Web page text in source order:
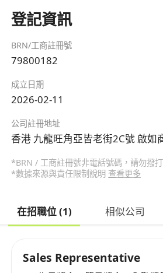
登記資訊
BRN/工商註冊號
79800182
成立日期
2026-02-11
公司註冊地址
香港 九龍旺角亞皆老街2C號 啟如
*BRN / 工商註冊號非電話號碼，請勿撥打
*數據來源與責任限制說明 查看更多
在招職位 (1) 相似公司
Sales Representative